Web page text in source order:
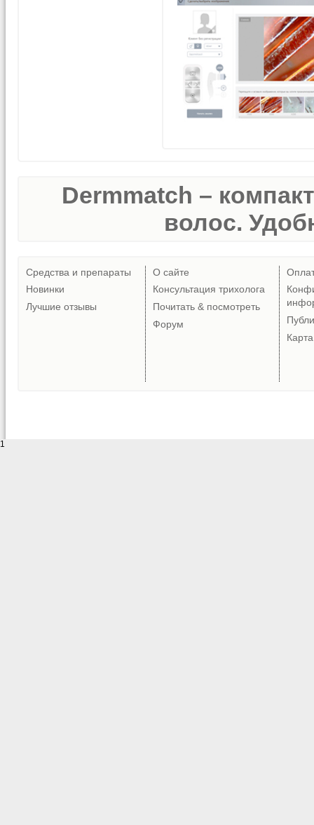
Dermmatch –
волос.
Средства и препараты
Новинки
Лучшие отзывы
О сайте
Консультация трихолога
Почитать & посмотреть
Форум
1